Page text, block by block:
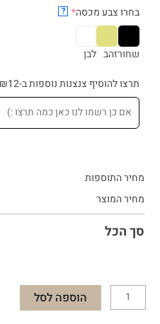
בחרו צבע מכסה*
(required)
?
שחורזהב לבן
תרצו להוסיף צנצנות נוספות ב-₪12 לצנצנת?
מחיר התוספות
מחיר המוצר
סך הכל
הוספה לסל